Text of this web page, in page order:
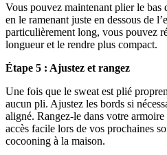
Vous pouvez maintenant plier le bas
en le ramenant juste en dessous de
particulièrement long, vous pouvez
longueur et le rendre plus compact.
Étape 5 : Ajustez et rangez
Une fois que le sweat est plié
aucun pli. Ajustez les bords si
aligné. Rangez-le dans votre
accès facile lors de vos prochaines
cocooning à la maison.